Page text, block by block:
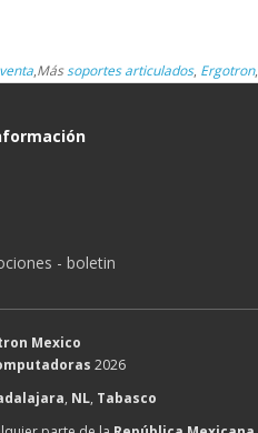
,Mássoportes articulados, Ergotron,
- boletin
Mexico
2026
, NL, Tabasco